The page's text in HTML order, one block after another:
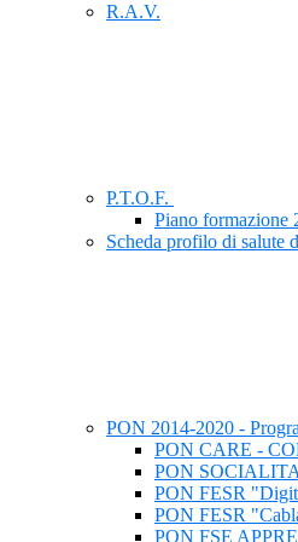
R.A.V.
P.T.O.F.
Piano formazione
Scheda profilo di salute
PON 2014-2020 -
PON CARE -
PON
PON FESR
PON FESR
PON FSE